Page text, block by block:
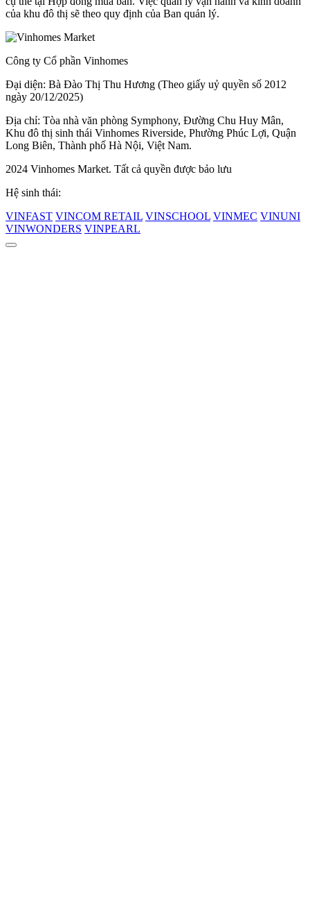
của khu đô thị sẽ theo quy định của Ban quản lý.
Công ty Cổ phần Vinhomes
Đại diện: Bà Đào Thị Thu Hương (Theo giấy uỷ quyền số 2012
ngày 20/12/2025)
Địa chỉ: Tòa nhà văn phòng Symphony, Đường Chu Huy Mân,
Khu đô thị sinh thái Vinhomes Riverside, Phường Phúc Lợi, Quận
Long Biên, Thành phố Hà Nội, Việt Nam.
2024 Vinhomes Market. Tất cả quyền được bảo lưu
Hệ sinh thái:
VINFAST VINCOM RETAIL VINSCHOOL VINMEC VINUNI
VINWONDERS VINPEARL